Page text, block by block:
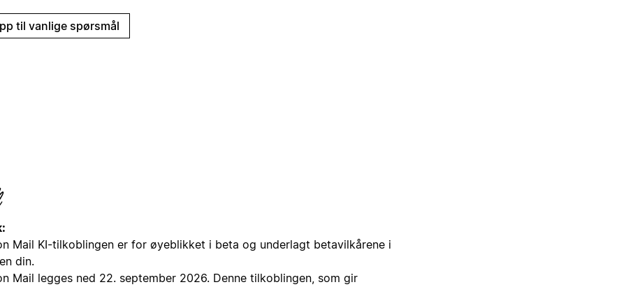
til vanlige spørsmål
Mail KI-tilkoblingen er for øyeblikket i beta og underlagt betavilkårene i
din.
Mail legges ned 22. september 2026. Denne tilkoblingen, som gir